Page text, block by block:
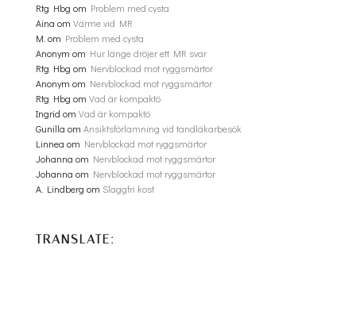
Rtg Hbg om Problem med cysta
Aina om Värme vid MR
M. om Problem med cysta
Anonym om Hur länge dröjer ett MR svar
Rtg Hbg om Nervblockad mot ryggsmärtor
Anonym om Nervblockad mot ryggsmärtor
Rtg Hbg om Vad är kompaktö
Ingrid om Vad är kompaktö
Gunilla om Ansiktsförlamning vid tandläkarbesök
Linnea om Nervblockad mot ryggsmärtor
Johanna om Nervblockad mot ryggsmärtor
Johanna om Nervblockad mot ryggsmärtor
A. Lindberg om Slaggfri kost
TRANSLATE: